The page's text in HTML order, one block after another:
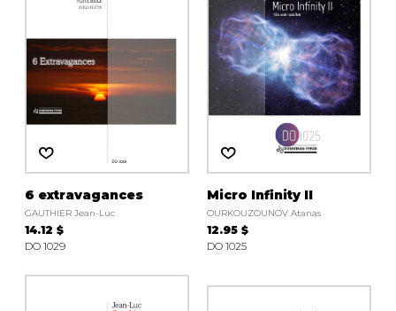
6 extravagances
GAUTHIER Jean-Luc
14.12 $
DO 1029
Micro Infinity II
OURKOUZOUNOV Atanas
12.95 $
DO 1025